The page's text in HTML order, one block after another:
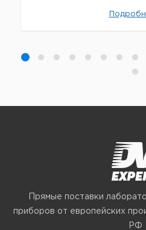
Прямые поставки
приборов от европейских
РФ